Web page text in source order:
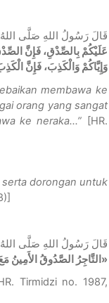
قَالَ رَسُولُ اللهِ صَلَّى
عَلَيْكُمْ بِالصِّدْقِ، فَإِنَّ
وَإِيَّاكُمْ وَالْكَذِبَ، فَإِنَّ
membawa ke
orang yang sangat
ke neraka…”
[HR.
dorongan untuk
]
قَالَ رَسُولُ اللهِ صَلَّى
التَّاجِرُ الصَّدُوقُ الأَمِينُ »
Tirmidzi no. 1987,